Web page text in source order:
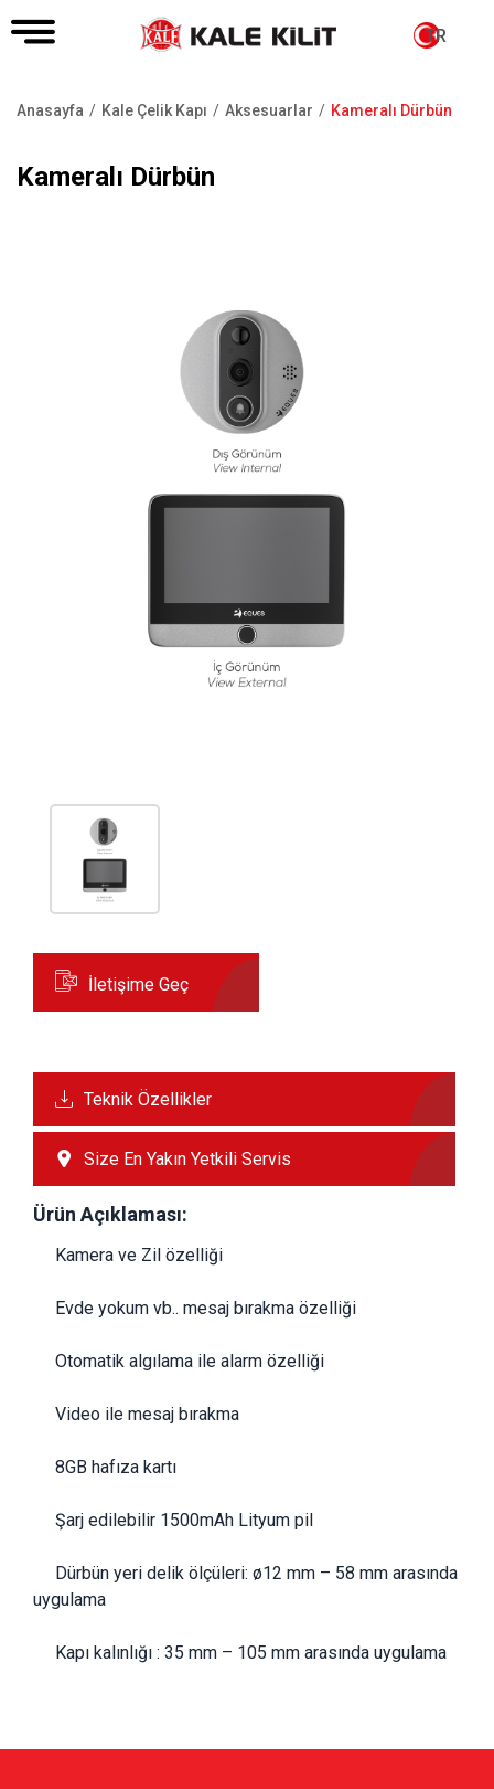
TR
yolu
Anasayfa Kale Çelik Kapı Aksesuarlar Kameralı Dürbün
Kameralı Dürbün
İletişime Geç
Teknik Özellikler
Size En Yakın Yetkili Servis
Ürün Açıklaması:
     Kamera ve Zil özelliği
     Evde yokum vb.. mesaj bırakma özelliği
     Otomatik algılama ile alarm özelliği
     Video ile mesaj bırakma
     8GB hafıza kartı
     Şarj edilebilir 1500mAh Lityum pil
     Dürbün yeri delik ölçüleri: ø12 mm – 58 mm arasında
uygulama
     Kapı kalınlığı : 35 mm – 105 mm arasında uygulama